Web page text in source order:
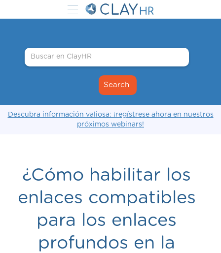
Descubra información valiosa: ¡regístrese ahora en nuestros
próximos webinars!
¿Cómo habilitar los
enlaces compatibles
para los enlaces
profundos en la